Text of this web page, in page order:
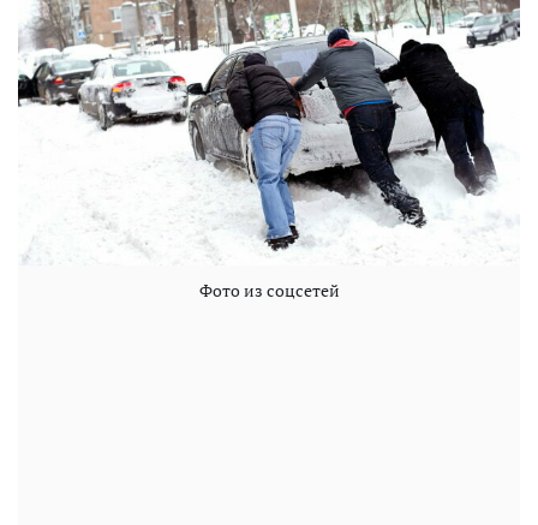
Фото из соцсетей